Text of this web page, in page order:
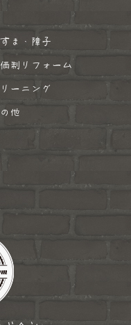
ま・障子
制リフォーム
リーニング
他